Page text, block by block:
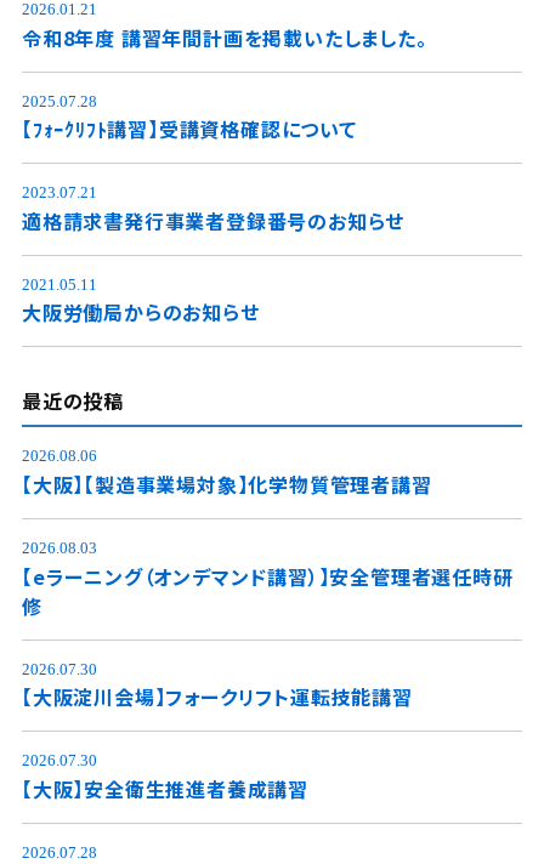
2026.01.21
令和8年度 講習年間計画を掲載いたしました。
2025.07.28
【ﾌｫｰｸﾘﾌﾄ講習】受講資格確認について
2023.07.21
適格請求書発行事業者登録番号のお知らせ
2021.05.11
大阪労働局からのお知らせ
最近の投稿
2026.08.06
【大阪】【製造事業場対象】化学物質管理者講習
2026.08.03
【eラーニング（オンデマンド講習）】安全管理者選任時研
修
2026.07.30
【大阪淀川会場】フォークリフト運転技能講習
2026.07.30
【大阪】安全衛生推進者養成講習
2026.07.28